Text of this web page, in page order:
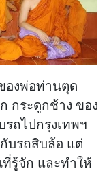
องพ่อท่านตุด
กระดูกช้าง ของ
ถไปกรุงเทพฯ
บรถสิบล้อ แต่
รู้จัก และทำให้